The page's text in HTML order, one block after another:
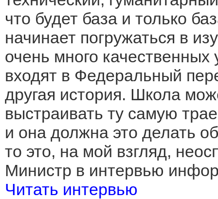
что будет база и только
начинает погружаться в
очень много
входят в Федеральный
другая история. Школа
выстраивать ту самую
и она должна это делать
то это, на мой взгляд,
Министр в интервью
Читать интервью